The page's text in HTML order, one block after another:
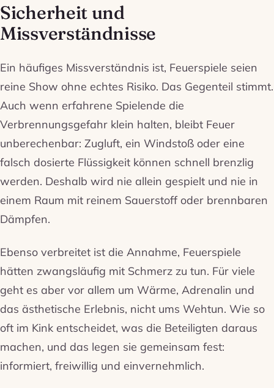
Sicherheit und
Missverständnisse
Ein häufiges Missverständnis ist, Feuerspiele seien
reine Show ohne echtes Risiko. Das Gegenteil stimmt.
Auch wenn erfahrene Spielende die
Verbrennungsgefahr klein halten, bleibt Feuer
unberechenbar: Zugluft, ein Windstoß oder eine
falsch dosierte Flüssigkeit können schnell brenzlig
werden. Deshalb wird nie allein gespielt und nie in
einem Raum mit reinem Sauerstoff oder brennbaren
Dämpfen.
Ebenso verbreitet ist die Annahme, Feuerspiele
hätten zwangsläufig mit Schmerz zu tun. Für viele
geht es aber vor allem um Wärme, Adrenalin und
das ästhetische Erlebnis, nicht ums Wehtun. Wie so
oft im Kink entscheidet, was die Beteiligten daraus
machen, und das legen sie gemeinsam fest:
informiert, freiwillig und einvernehmlich.